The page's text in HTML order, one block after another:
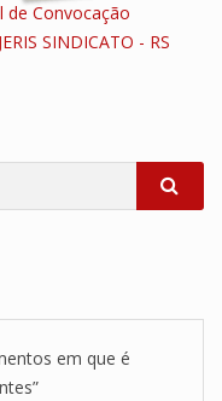
de Convocação
SINDICATO - RS
em que é